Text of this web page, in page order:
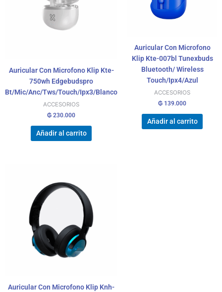
Auricular Con Microfono Klip Kte-
750wh Edgebudspro
Bt/Mic/Anc/Tws/Touch/Ipx3/Blanco
ACCESORIOS
₲ 230.000
Añadir al carrito
Auricular Con Microfono
Klip Kte-007bl Tunexbuds
Bluetooth/ Wireless
Touch/Ipx4/Azul
ACCESORIOS
₲ 139.000
Añadir al carrito
Auricular Con Microfono Klip Knh-